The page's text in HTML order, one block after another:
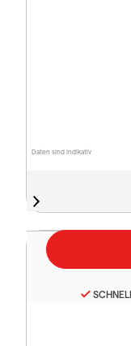
Daten sind indikativ